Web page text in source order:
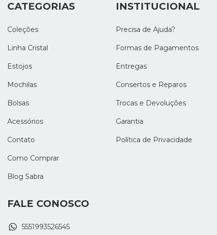
CATEGORIAS
Coleções
Linha Cristal
Estojos
Mochilas
Bolsas
Acessórios
Contato
Como Comprar
Blog Sabra
INSTITUCIONAL
Precisa de Ajuda?
Formas de Pagamentos
Entregas
Consertos e Reparos
Trocas e Devoluções
Garantia
Política de Privacidade
FALE CONOSCO
5551993526545